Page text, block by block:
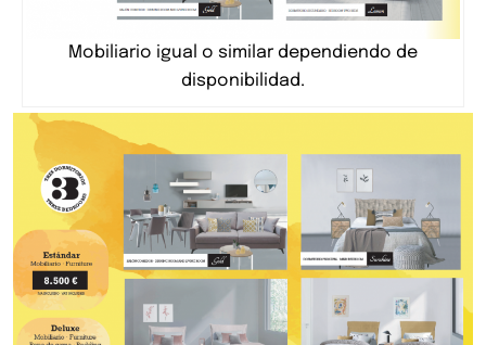
Mobiliario igual o similar dependiendo de
disponibilidad.